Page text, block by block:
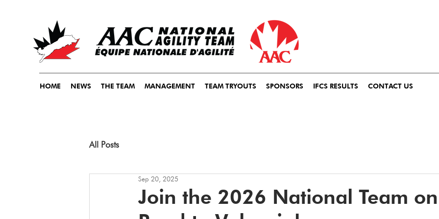
HOME NEWS THE TEAM MANAGEMENT TEAM TRYOUTS SPONSORS IFCS RESULTS CONTACT US
All Posts
Join the 2026 National Team
Sep 20, 2025